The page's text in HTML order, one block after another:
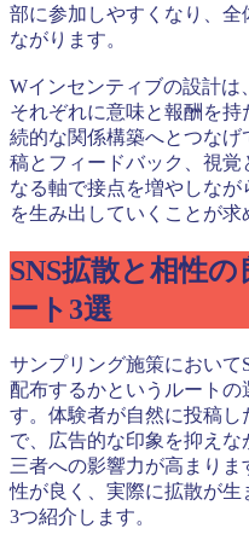
部に参加しやすくなり、
ながります。
Wインセンティブの設計は
それぞれに意味と報酬を
続的な関係構築へとつな
稿とフィードバック、視
なる軸で接点を増やしな
を生み出していくことが求
SNS拡散と相性
ート3選
サンプリング施策において
配布するかというルートの
す。体験者が自然に投稿し
で、広告的な印象を抑え
三者への影響力が高まりま
性が良く、実際に拡散が
3つ紹介します。